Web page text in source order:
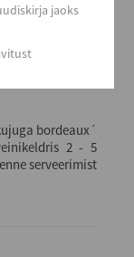
bordeaux´
2 - 5
serveerimist
jaoks